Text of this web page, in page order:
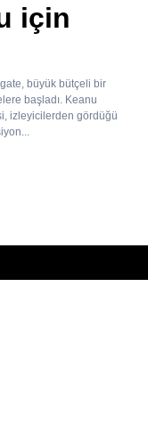
için
büyük bütçeli bir
başladı. Keanu
izleyicilerden gördüğü